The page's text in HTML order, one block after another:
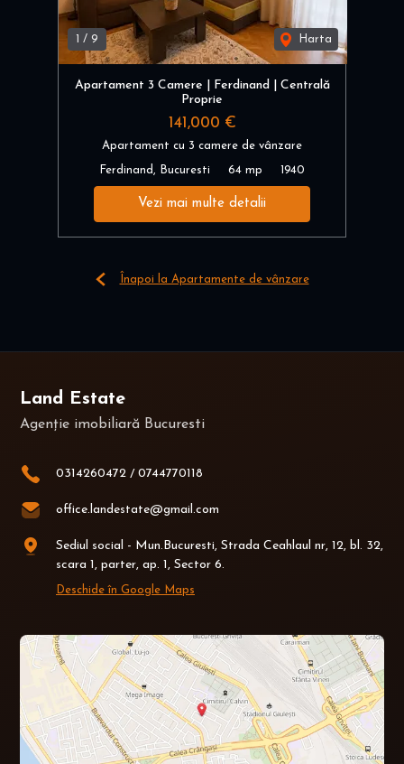
1 / 9 Harta
Apartament 3 Camere | Ferdinand | Centrală
Proprie
141,000 €
Apartament cu 3 camere de vânzare
Ferdinand, Bucuresti 64 mp 1940
Vezi mai multe detalii
Înapoi la Apartamente de vânzare
Land Estate
Agenție imobiliară Bucuresti
0314260472 / 0744770118
office.landestate@gmail.com
Sediul social - Mun.Bucuresti, Strada Ceahlaul nr, 12, bl. 32,
scara 1, parter, ap. 1, Sector 6.
Deschide în Google Maps